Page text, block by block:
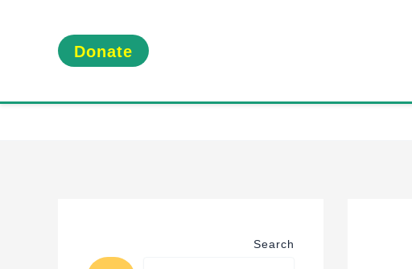
Donate
Search